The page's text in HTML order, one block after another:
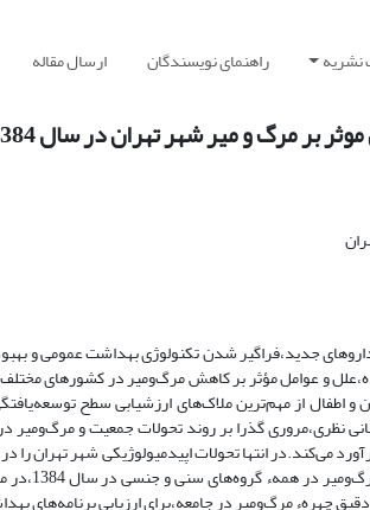
نشریه راهنمای نویسندگان ارسال مقاله
در سال 1384 و روند تحولات اپیدمیولوژیکی آن در سی سال اخیر
جدید،فراگیر شدن تکنولوژی بهداشت عمومی‌ و
و عوامل مؤثر بر کاهش مرگ‌ومیر در کشورهای
و اطفال از مهم‌ترین ملاک‌های ارزشیابی‌ سطح
نظری،مروری گذرا بر روند تحولات جمعیت و
این
چهرهء مرگ‌ومیر در جامعه،برای ارزیابی برنامه‌های‌